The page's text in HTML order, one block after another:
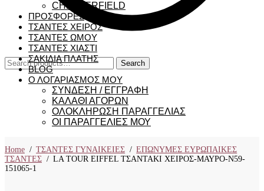
Search
for:
Search
CHESTERFIELD
ΠΡΟΣΦΟΡΕΣ
ΤΣΑΝΤΕΣ ΧΕΙΡΟΣ
ΤΣΑΝΤΕΣ ΩΜΟΥ
ΤΣΑΝΤΕΣ ΧΙΑΣΤΙ
ΣΑΚΙΔΙΑ ΠΛΑΤΗΣ
BLOG
Ο ΛΟΓΑΡΙΑΣΜΟΣ ΜΟΥ
ΣΥΝΔΕΣΗ / ΕΓΓΡΑΦΗ
ΚΑΛΑΘΙ ΑΓΟΡΩΝ
ΟΛΟΚΛΗΡΩΣΗ ΠΑΡΑΓΓΕΛΙΑΣ
ΟΙ ΠΑΡΑΓΓΕΛΙΕΣ ΜΟΥ
Home / ΤΣΑΝΤΕΣ ΓΥΝΑΙΚΕΙΕΣ / ΕΠΩΝΥΜΕΣ ΕΥΡΩΠΑΙΚΕΣ
ΤΣΑΝΤΕΣ / LA TOUR EIFFEL ΤΣΑΝΤΑΚΙ ΧΕΙΡΟΣ-ΜΑΥΡΟ-Ν59-
151065-1